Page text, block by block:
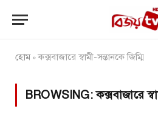
হোম»কক্সবাজারে স্বামী-সন্তানকে জিম্মি
BROWSING:কক্সবাজারে